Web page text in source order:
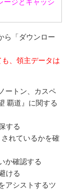
ら「ダウンロー
、領主データは
ートン、カスペ
覇道』に関する
する
れているかを確
か確認する
ける
アシストするツ